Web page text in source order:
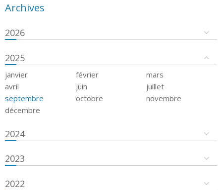
Archives
2026
2025
janvier février
mars
avril
juin
juillet
septembre
octobre
novembre
décembre
2024
2023
2022